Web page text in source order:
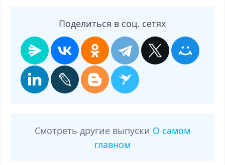
Поделиться в соц. сетях
Смотреть другие выпуски О самом
главном